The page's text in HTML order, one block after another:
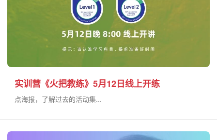
实训营《火把教练》5月12日线上开练
点海报，了解过去的活动集...